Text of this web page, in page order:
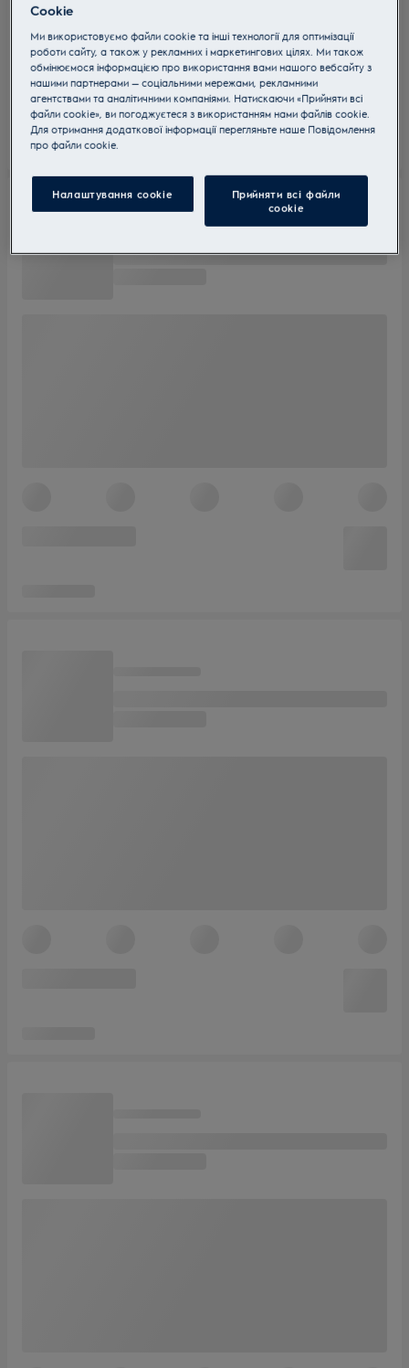
Cookie
Ми використовуємо файли cookie та інші технології для оптимізації
роботи сайту, а також у рекламних і маркетингових цілях. Ми також
обмінюємося інформацією про використання вами нашого вебсайту з
нашими партнерами — соціальними мережами, рекламними
агентствами та аналітичними компаніями. Натискаючи «Прийняти всі
файли cookie», ви погоджуєтеся з використанням нами файлів cookie.
Для отримання додаткової інформації перегляньте наше Пoвідомлення
прo файли cookie.
Налаштування cookie
Прийняти всі файли
сookie